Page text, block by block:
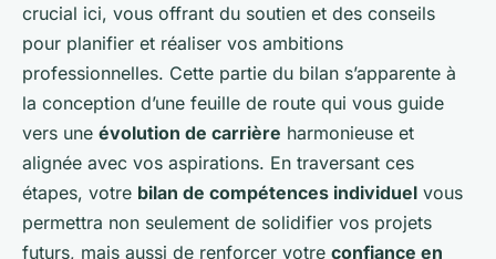
crucial ici, vous offrant du soutien et des conseils
pour planifier et réaliser vos ambitions
professionnelles. Cette partie du bilan s’apparente à
la conception d’une feuille de route qui vous guide
vers une évolution de carrière harmonieuse et
alignée avec vos aspirations. En traversant ces
étapes, votre bilan de compétences individuel vous
permettra non seulement de solidifier vos projets
futurs, mais aussi de renforcer votre confiance en